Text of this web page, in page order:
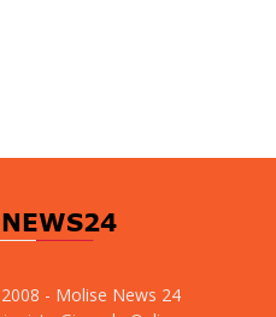
- Molise News 24